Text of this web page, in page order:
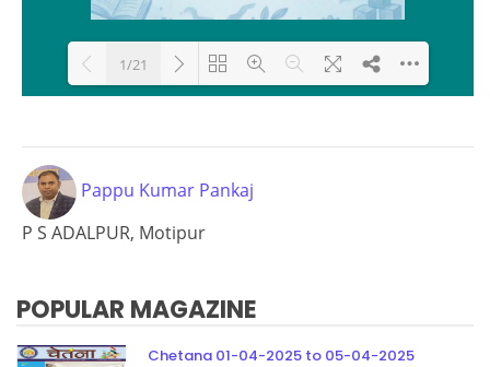
1/21
Pappu Kumar Pankaj
P S ADALPUR, Motipur
POPULAR MAGAZINE
Chetana 01-04-2025 to 05-04-2025